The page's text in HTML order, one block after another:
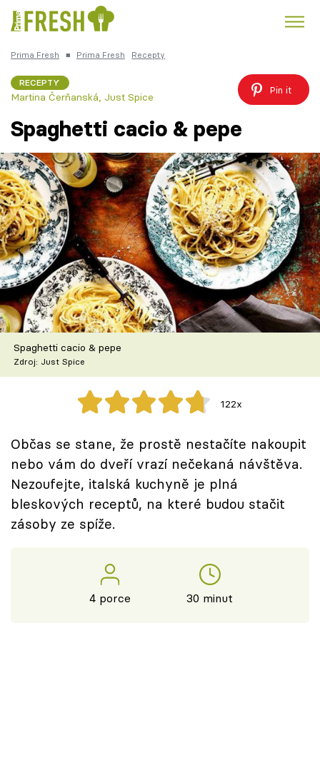
Česká kuchyně Čokoláda
Témata
Recepty
Články
TV Program
Škola vaření
Recepty z TV
Speciál: Cuketa
Těhotnej kuchař
Sledujte prima+
Přihlášení
Prima Fresh ■ Prima Fresh Recepty
RECEPTY
Martina Čerňanská Just Spice
Pin it
Spaghetti cacio & pepe
Spaghetti cacio & pepe
Zdroj: Just Spice
122x
Občas se stane, že prostě nestačíte nakoupit
nebo vám do dveří vrazí nečekaná návštěva.
Nezoufejte, italská kuchyně je plná
bleskových receptů, na které budou stačit
zásoby ze spíže.
4 porce 30 minut